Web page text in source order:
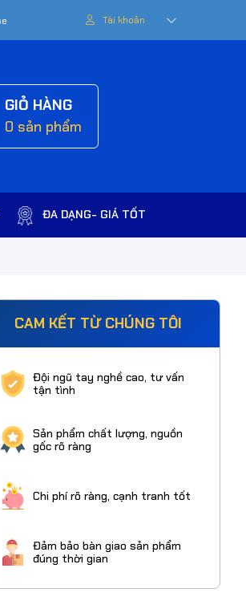
Tài khoản
GIỎ HÀNG
0 sản phẩm
ĐA DẠNG- GIÁ TỐT
CAM KẾT TỪ CHÚNG TÔI
Đội ngũ tay nghề cao, tư vấn
tận tình
Sản phẩm chất lượng, nguồn
gốc rõ ràng
Chi phí rõ ràng, cạnh tranh tốt
Đảm bảo bàn giao sản phẩm
đúng thời gian